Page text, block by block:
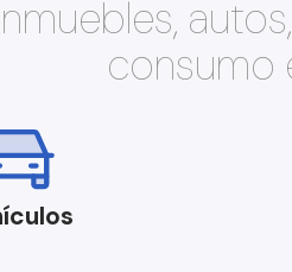
consumo